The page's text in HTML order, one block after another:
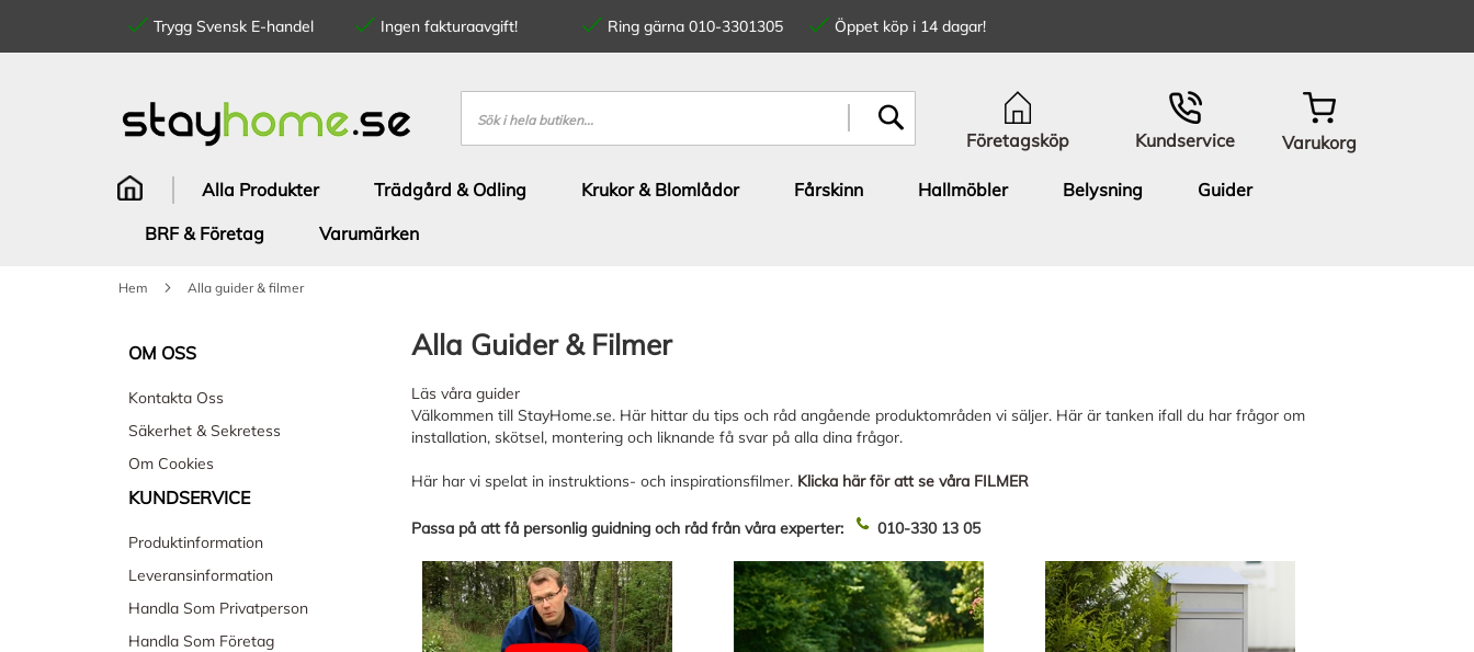
Trygg Svensk E-handel Ingen fakturaavgift! Ring gärna 010-3301305
Öppet köp i 14 dagar!
innehållet
Sök
Företagsköp Kundservice Varukorg
Alla Produkter Trädgård & Odling Krukor & Blomlådor Fårskinn Hallmöbler Belysning
Guider
BRF & Företag
Varumärken
Hem Alla guider & filmer
Alla Guider & Filmer
Läs våra guider
Välkommen till StayHome.se. Här hittar du tips och råd angående produktområden vi säljer. Här är tanken ifall du har frågor om
installation, skötsel, montering och liknande få svar på alla dina frågor.
Här har vi spelat in instruktions- och inspirationsfilmer. Klicka här för att se våra FILMER
Passa på att få personlig guidning och råd från våra experter: 010-330 13 05
OM OSS
Kontakta Oss
Säkerhet & Sekretess
Om Cookies
KUNDSERVICE
Produktinformation
Leveransinformation
Handla Som Privatperson
Handla Som Företag